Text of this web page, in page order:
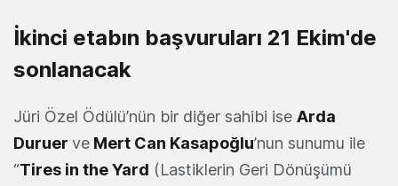
İkinci etabın başvuruları 21 Ekim'de
sonlanacak
Jüri Özel Ödülü’nün bir diğer sahibi ise Arda
Duruer ve Mert Can Kasapoğlu’nun sunumu ile
“Tires in the Yard (Lastiklerin Geri Dönüşümü